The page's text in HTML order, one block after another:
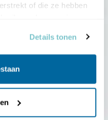
of die ze hebben
Details tonen
€ 36,00 per jaar
leden, met